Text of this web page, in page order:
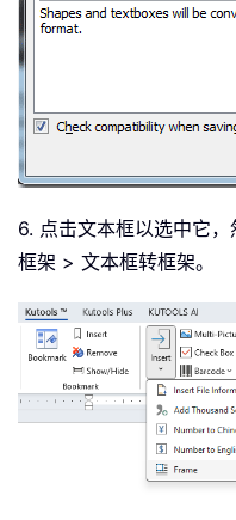
6. 点击文本框以选中它
框架 > 文本框转框架。